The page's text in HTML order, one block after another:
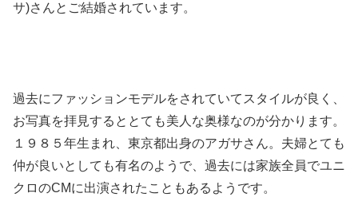
サ)さんとご結婚されています。
過去にファッションモデルをされていてスタイルが良く、
お写真を拝見するととても美人な奥様なのが分かります。
１９８５年生まれ、東京都出身のアガサさん。夫婦とても
仲が良いとしても有名のようで、過去には家族全員でユニ
クロのCMに出演されたこともあるようです。